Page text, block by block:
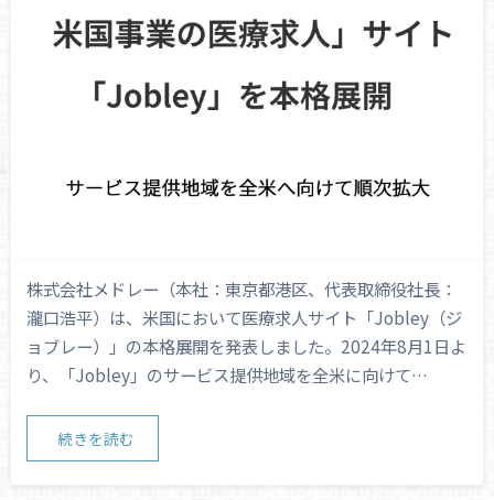
株式会社メドレー（本社：東京都港区、代表取締役社長：
瀧口浩平）は、米国において医療求人サイト「Jobley（ジ
ョブレー）」の本格展開を発表しました。2024年8月1日よ
り、「Jobley」のサービス提供地域を全米に向けて…
続きを読む